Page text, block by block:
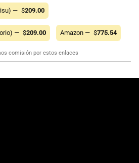
— $209.00
— $209.00 Amazon — $775.54
comisión por estos enlaces